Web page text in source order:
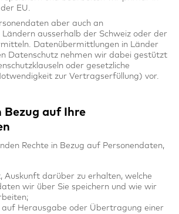
EU.
aber auch an
ausserhalb der Schweiz oder der
Datenübermittlungen in Länder
Datenschutz nehmen wir dabei gestützt
oder gesetzliche
zur Vertragserfüllung) vor.
Bezug auf Ihre
Rechte in Bezug auf Personendaten,
Auskunft darüber zu erhalten, welche
wir über Sie speichern und wie wir
auf Herausgabe oder Übertragung einer